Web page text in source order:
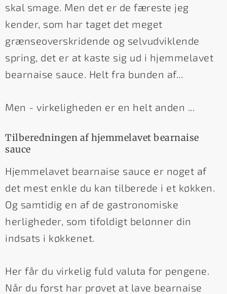
skal smage. Men det er de færeste jeg
kender, som har taget det meget
grænseoverskridende og selvudviklende
spring, det er at kaste sig ud i hjemmelavet
bearnaise sauce. Helt fra bunden af...
Men - virkeligheden er en helt anden ...
Tilberedningen af hjemmelavet bearnaise
sauce
Hjemmelavet bearnaise sauce er noget af
det mest enkle du kan tilberede i et køkken.
Og samtidig en af de gastronomiske
herligheder, som tifoldigt belønner din
indsats i køkkenet.
Her får du virkelig fuld valuta for pengene.
Når du først har prøvet at lave bearnaise